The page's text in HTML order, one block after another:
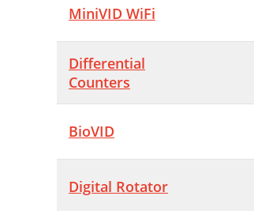
MiniVID WiFi
Differential
Counters
BioVID
Digital Rotator